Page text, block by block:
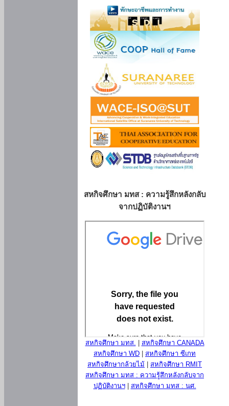
สหกิจศึกษา มทส : ความรู้สึกหลังกลับ
จากปฏิบัติงานฯ
สหกิจศึกษา มทส.
สหกิจศึกษา CANADA
สหกิจศึกษา WD
สหกิจศึกษา ซีเกท
สหกิจศึกษากล้วยไม้
สหกิจศึกษา RMIT
สหกิจศึกษา มทส : ความรู้สึกหลังกลับจาก
ปฏิบัติงานฯ| สหกิจศึกษา มทส : นศ.